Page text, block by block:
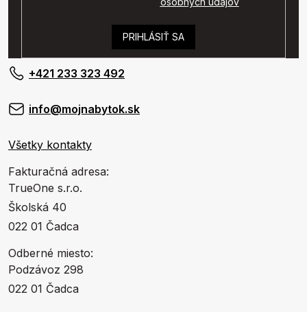
PRIHLÁSIŤ SA
+421 233 323 492
info@mojnabytok.sk
Všetky kontakty
Fakturačná adresa:
TrueOne s.r.o.
Školská 40
022 01 Čadca
Odberné miesto:
Podzávoz 298
022 01 Čadca